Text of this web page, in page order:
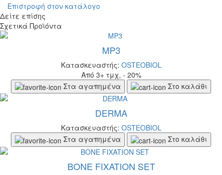
Επιστροφή στον κατάλογο
Δείτε επίσης
Σχετικά Προϊόντα
MP3
Κατασκευαστής: OSTEOBIOL
Από 3+ τμχ, - 20%
Στα αγαπημένα
Στο καλάθι
DERMA
Κατασκευαστής: OSTEOBIOL
Στα αγαπημένα
Στο καλάθι
ΒΟΝΕ FIXATION SET